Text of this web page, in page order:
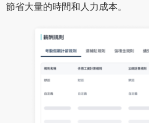
節省大量的時間和人力成本。